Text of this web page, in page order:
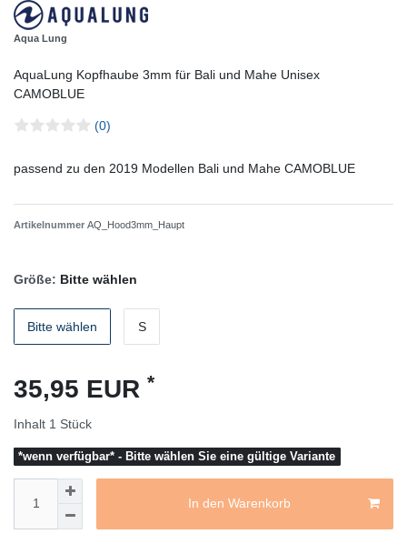
Aqua Lung
AquaLung Kopfhaube 3mm für Bali und Mahe Unisex
CAMOBLUE
(0)
passend zu den 2019 Modellen Bali und Mahe CAMOBLUE
Artikelnummer AQ_Hood3mm_Haupt
Größe: Bitte wählen
Bitte wählen S
35,95 EUR *
Inhalt 1 Stück
*wenn verfügbar* - Bitte wählen Sie eine gültige Variante
In den Warenkorb